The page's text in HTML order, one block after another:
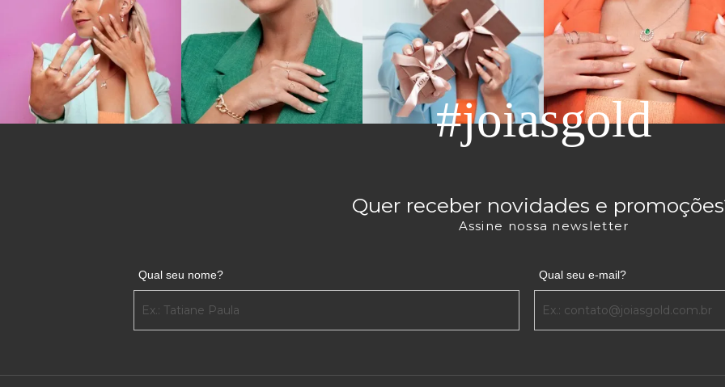
#joiasgold
Quer receber novidades e
Assine nossa newsletter
Qual seu nome? Qual seu e-mail?